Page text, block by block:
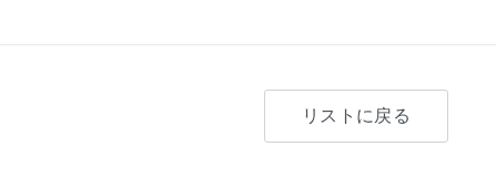
リストに戻る